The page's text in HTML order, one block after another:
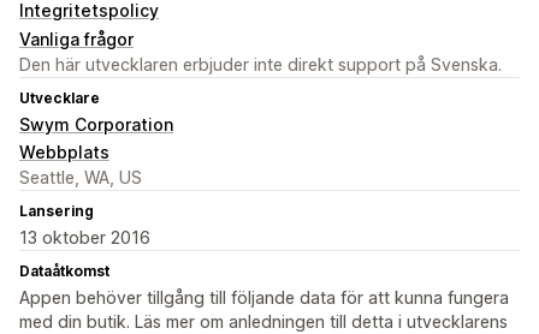
Integritetspolicy
Vanliga frågor
Den här utvecklaren erbjuder inte direkt support på Svenska.
Utvecklare
Swym Corporation
Webbplats
Seattle, WA, US
Lansering
13 oktober 2016
Dataåtkomst
Appen behöver tillgång till följande data för att kunna fungera
med din butik. Läs mer om anledningen till detta i utvecklarens